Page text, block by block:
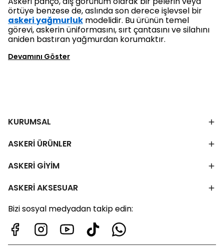
örtüye benzese de, aslında son derece işlevsel bir
askeri yağmurluk modelidir. Bu ürünün temel
görevi, askerin üniformasını, sırt çantasını ve silahını
aniden bastıran yağmurdan korumaktır.
Devamını Göster
KURUMSAL
ASKERİ ÜRÜNLER
ASKERİ GİYİM
ASKERİ AKSESUAR
Bizi sosyal medyadan takip edin: